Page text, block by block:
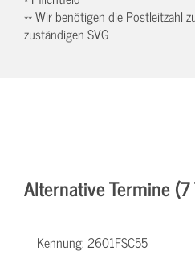
** Wir benötigen die Postleitzahl
zuständigen SVG
Alternative Termine (7
Kennung:2601FSC55